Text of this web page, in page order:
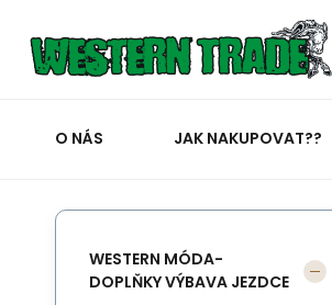
O NÁS JAK NAKUPOVAT??
WESTERN MÓDA-
DOPLŇKY VÝBAVA JEZDCE